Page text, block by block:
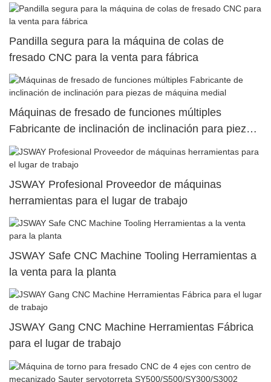
Pandilla segura para la máquina de colas de
fresado CNC para la venta para fábrica
Máquinas de fresado de funciones múltiples
Fabricante de inclinación de inclinación para piezas
de máquina medial
JSWAY Profesional Proveedor de máquinas
herramientas para el lugar de trabajo
JSWAY Safe CNC Machine Tooling Herramientas a
la venta para la planta
JSWAY Gang CNC Machine Herramientas Fábrica
para el lugar de trabajo